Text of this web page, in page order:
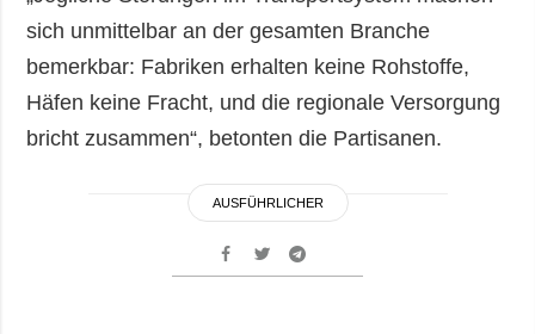
sich unmittelbar an der gesamten Branche
bemerkbar: Fabriken erhalten keine Rohstoffe,
Häfen keine Fracht, und die regionale Versorgung
bricht zusammen“, betonten die Partisanen.
AUSFÜHRLICHER